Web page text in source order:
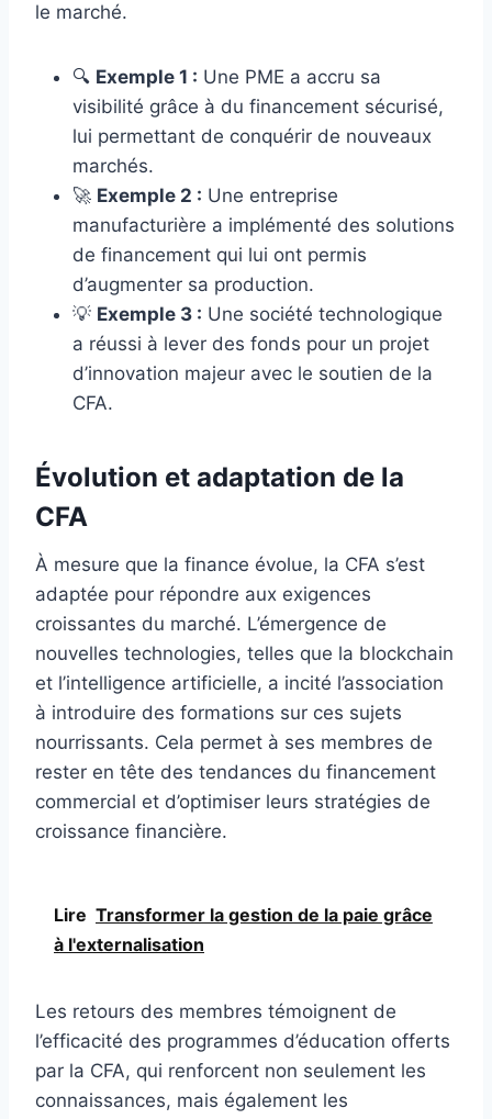
le marché.
🔍 Exemple 1 : Une PME a accru sa
visibilité grâce à du financement sécurisé,
lui permettant de conquérir de nouveaux
marchés.
🚀 Exemple 2 : Une entreprise
manufacturière a implémenté des solutions
de financement qui lui ont permis
d’augmenter sa production.
💡 Exemple 3 : Une société technologique
a réussi à lever des fonds pour un projet
d’innovation majeur avec le soutien de la
CFA.
Évolution et adaptation de la
CFA
À mesure que la finance évolue, la CFA s’est
adaptée pour répondre aux exigences
croissantes du marché. L’émergence de
nouvelles technologies, telles que la blockchain
et l’intelligence artificielle, a incité l’association
à introduire des formations sur ces sujets
nourrissants. Cela permet à ses membres de
rester en tête des tendances du financement
commercial et d’optimiser leurs stratégies de
croissance financière.
Lire Transformer la gestion de la paie grâce
à l'externalisation
Les retours des membres témoignent de
l’efficacité des programmes d’éducation offerts
par la CFA, qui renforcent non seulement les
connaissances, mais également les